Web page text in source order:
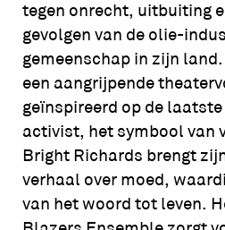
tegen onrecht, uitbuiting
gevolgen van de olie-
gemeenschap in zijn land.
een aangrijpende
geïnspireerd op de laatste
activist, het symbool van
Bright Richards brengt
verhaal over moed,
van het woord tot leven.